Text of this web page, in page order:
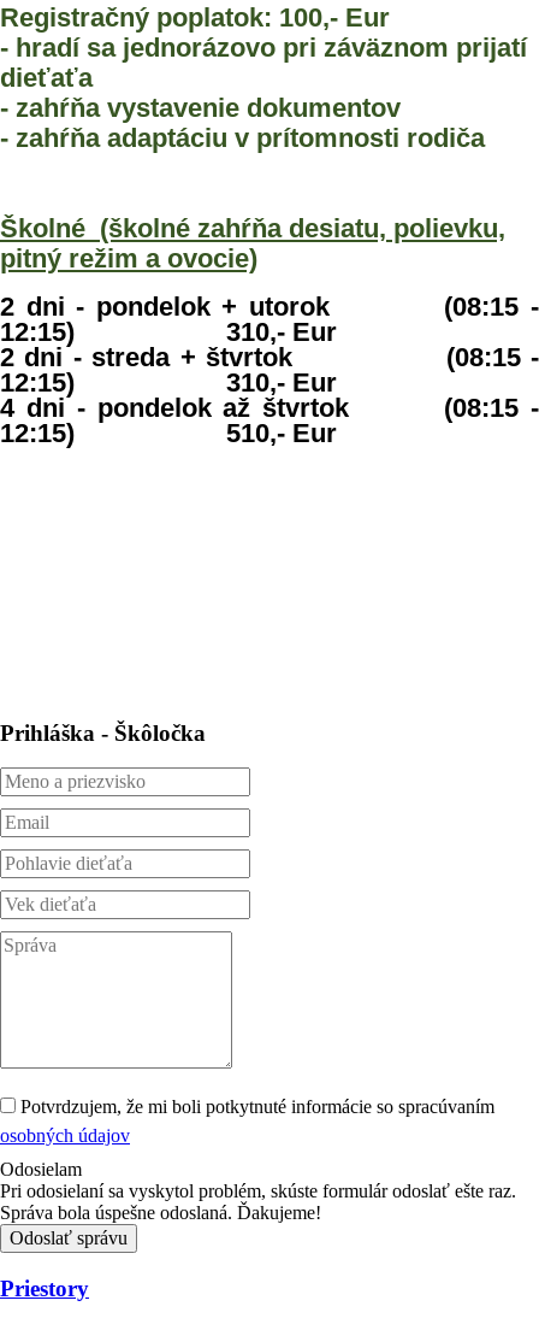
Registračný poplatok: 100,- Eur
- hradí sa jednorázovo pri záväznom prijatí
dieťaťa
- zahŕňa vystavenie dokumentov
- zahŕňa adaptáciu v prítomnosti rodiča
Školné (školné zahŕňa desiatu, polievku,
pitný režim a ovocie)
2 dni - pondelok + utorok (08:15 -
12:15) 310,- Eur
2 dni - streda + štvrtok (08:15 -
12:15) 310,- Eur
4 dni - pondelok až štvrtok (08:15 -
12:15) 510,- Eur
Prihláška - Škôločka
Potvrdzujem, že mi boli potkytnuté informácie so spracúvaním
osobných údajov
Odosielam
Pri odosielaní sa vyskytol problém, skúste formulár odoslať ešte raz.
Správa bola úspešne odoslaná. Ďakujeme!
Odoslať správu
Priestory